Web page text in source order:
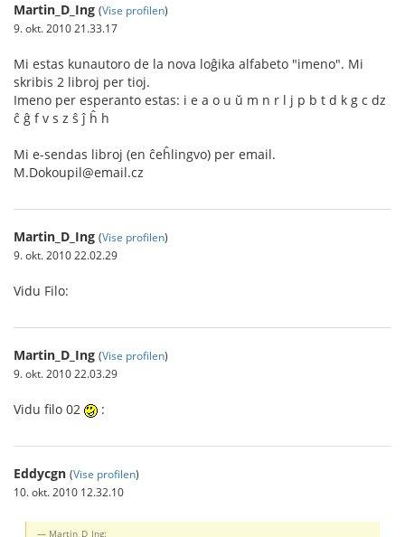
Martin_D_Ing (Vise profilen)
9. okt. 2010 21.33.17
Mi estas kunautoro de la nova loĝika alfabeto "imeno". Mi
skribis 2 libroj per tioj.
Imeno per esperanto estas: i e a o u ŭ m n r l j p b t d k g c dz
ĉ ĝ f v s z ŝ ĵ ĥ h
Mi e-sendas libroj (en ĉeĥlingvo) per email.
M.Dokoupil@email.cz
Martin_D_Ing (Vise profilen)
9. okt. 2010 22.02.29
Vidu Filo:
Martin_D_Ing (Vise profilen)
9. okt. 2010 22.03.29
Vidu filo 02 :
Eddycgn (Vise profilen)
10. okt. 2010 12.32.10
Martin_D_Ing: